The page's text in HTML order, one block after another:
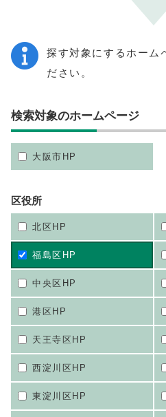
探す対象にするホーム
ださい。
検索対象のホームページ
大阪市HP
区役所
北区HP
福島区HP
中央区HP
港区HP
天王寺区HP
西淀川区HP
東淀川区HP